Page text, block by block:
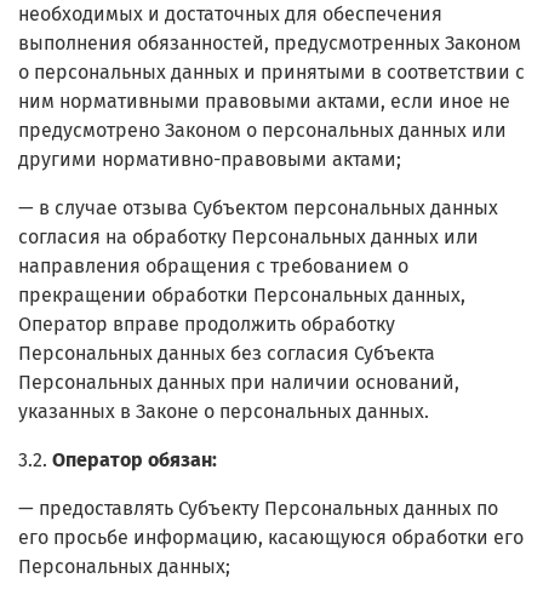
необходимых и достаточных для обеспечения
выполнения обязанностей, предусмотренных Законом
о персональных данных и принятыми в соответствии с
ним нормативными правовыми актами, если иное не
предусмотрено Законом о персональных данных или
другими нормативно-правовыми актами;
— в случае отзыва Субъектом персональных данных
согласия на обработку Персональных данных или
направления обращения с требованием о
прекращении обработки Персональных данных,
Оператор вправе продолжить обработку
Персональных данных без согласия Субъекта
Персональных данных при наличии оснований,
указанных в Законе о персональных данных.
3.2. Оператор обязан:
— предоставлять Субъекту Персональных данных по
его просьбе информацию, касающуюся обработки его
Персональных данных;